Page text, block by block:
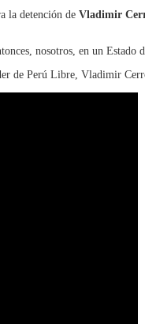
la detención de Vladimir
nosotros, en un
de Perú Libre, Vladimir